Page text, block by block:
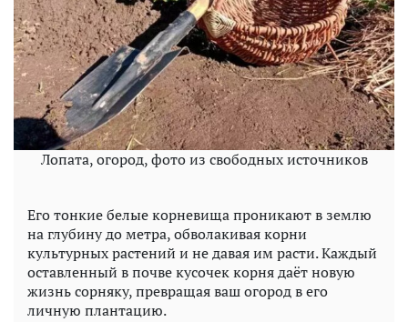
Лопата, огород, фото из свободных источников
Его тонкие белые корневища проникают в землю
на глубину до метра, обволакивая корни
культурных растений и не давая им расти. Каждый
оставленный в почве кусочек корня даёт новую
жизнь сорняку, превращая ваш огород в его
личную плантацию.